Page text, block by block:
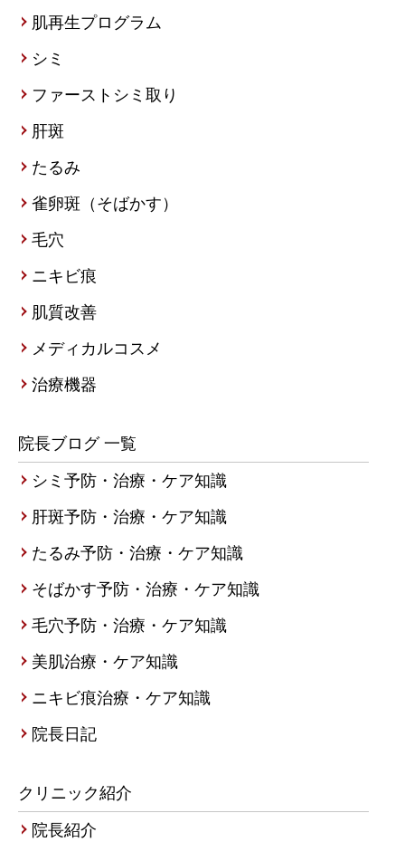
肌再生プログラム
シミ
ファーストシミ取り
肝斑
たるみ
雀卵斑（そばかす）
毛穴
ニキビ痕
肌質改善
メディカルコスメ
治療機器
院長ブログ 一覧
シミ予防・治療・ケア知識
肝斑予防・治療・ケア知識
たるみ予防・治療・ケア知識
そばかす予防・治療・ケア知識
毛穴予防・治療・ケア知識
美肌治療・ケア知識
ニキビ痕治療・ケア知識
院長日記
クリニック紹介
院長紹介